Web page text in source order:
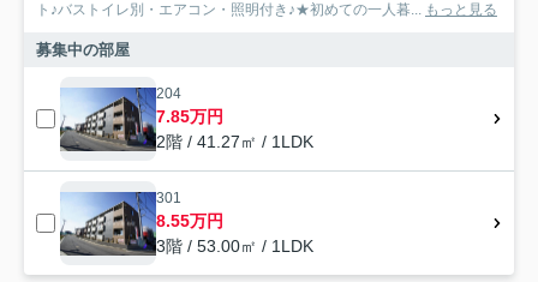
ト♪バストイレ別・エアコン・照明付き♪★初めての一人暮... もっと見る
募集中の部屋
204
7.85万円
2階 / 41.27㎡ / 1LDK
301
8.55万円
3階 / 53.00㎡ / 1LDK